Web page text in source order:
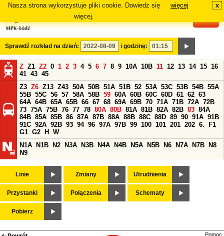
Nasza strona wykorzystuje pliki cookie. Dowiedz się
więcej.
więcej x
Sprawdź rozkład na dzień: i godzinę:
Z Z1 Z2 0 1 2 3 4 5 6 7 8 9 10A 10B 11 12 13 14 15 16
41 43 45
Z3 Z6 Z13 Z43 50A 50B 51A 51B 52 53A 53C 53B 54B 55A
55B 55C 56 57 58A 58B 59 60A 60B 60C 60D 61 62 63
64A 64B 65A 65B 66 67 68 69A 69B 70 71A 71B 72A 72B
73 75A 75B 76 77 78 80A 80B 81A 81B 82A 82B 83 84A
84B 85A 85B 86 87A 87B 88A 88B 88C 88D 89 90 91A 91B
91C 92A 92B 93 94 96 97A 97B 99 100 101 201 202 6.
F1
G1 G2 H
W
N1A
N1B N2 N3A N3B N4A N4B N5A N5B N6 N7A N7B
N8
N9
Linie Zmiany Utrudnienia
Przystanki Połączenia Schematy
Pobierz
Pomoc